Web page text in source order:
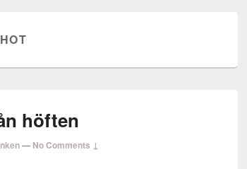
höften
— No Comments ↓